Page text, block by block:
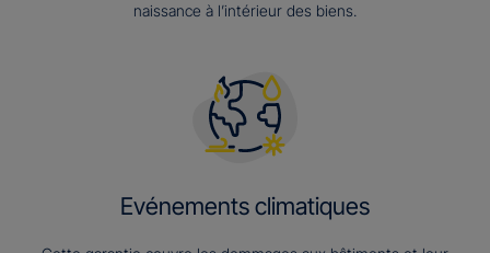
naissance à l’intérieur des biens.
Evénements climatiques